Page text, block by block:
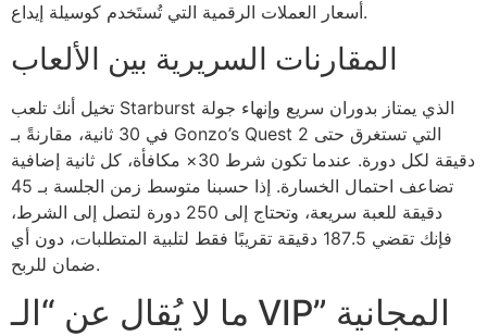
أسعار العملات الرقمية التي تُستَخدم كوسيلة إيداع.
المقارنات السريرية بين الألعاب
تخيل أنك تلعب Starburst الذي يمتاز بدوران سريع وإنهاء جولة
في 30 ثانية، مقارنةً بـ Gonzo’s Quest التي تستغرق حتى 2
دقيقة لكل دورة. عندما تكون شرط 30× مكافأة، كل ثانية إضافية
تضاعف احتمال الخسارة. إذا حسبنا متوسط زمن الجلسة بـ 45
دقيقة للعبة سريعة، وتحتاج إلى 250 دورة لتصل إلى الشرط،
فإنك تقضي 187.5 دقيقة تقريبًا فقط لتلبية المتطلبات، دون أي
ضمان للربح.
ما لا يُقال عن “الـ VIP” المجانية